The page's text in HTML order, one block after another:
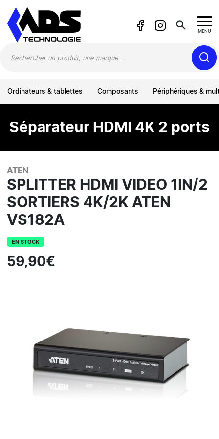
search MENU
Ordinateurs & tablettes Composants Périphériques &
Séparateur HDMI 4K 2 ports
ATEN
SPLITTER HDMI VIDEO 1IN/2
SORTIERS 4K/2K ATEN
VS182A
EN STOCK
59,90€